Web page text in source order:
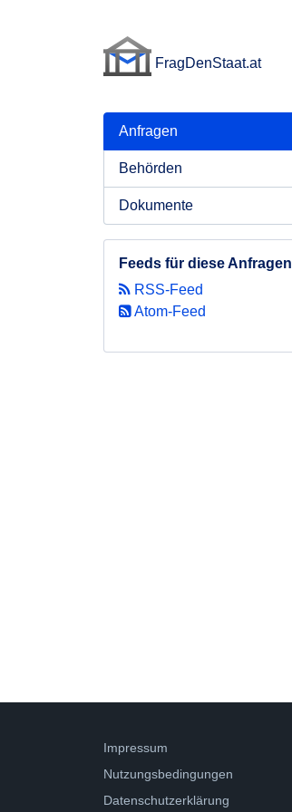
FragDenStaat.at
Anfragen
Behörden
Dokumente
Feeds für diese Anfragen
RSS-Feed
Atom-Feed
Impressum
Nutzungsbedingungen
Datenschutzerklärung